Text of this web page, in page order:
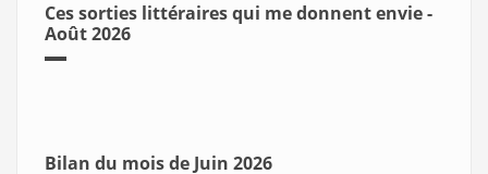
Ces sorties littéraires qui me donnent envie -
Août 2026
Bilan du mois de Juin 2026